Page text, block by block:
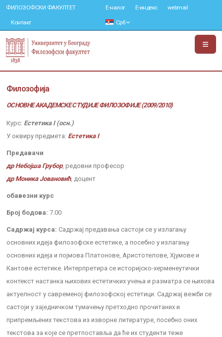
ФИЛОЗОФСКИ ФАКУЛТЕТ
Контакт
Е-налог Е-индекс webmail
Срб
Филозофија
ОСНОВНЕ АКАДЕМСКЕ СТУДИЈЕ ФИЛОЗОФИЈЕ (2009/2010)
Курс: Естетика I (осн.)
У оквиру предмета: Естетика I
Предавачи
др Небојша Грубор, редовни професор
др Моника Јовановић, доцент
обавезни курс
Број бодова: 7.00
Садржај курса: Садржај предавања састоји се у излагању
основних идеја филозофске естетике, а посебно у излагању
основних идеја и појмова Платонове, Аристотелове, Хјумове и
Кантове естетике. Интерпретира се историјско-херменеутички
контекст настанка њихових естетичких учења и разматра се њихова
актуелност у савременој филозофској естетици. Садржај вежби се
састоји у заједничком тумачењу претходно прочитаних и
припремљених текстова из изворне литературе, посебно оних
текстова за које се претпоставља да ће их студенти теже